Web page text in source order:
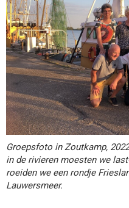
Groepsfoto in Zoutkamp,
in de rivieren moesten we
roeiden we een rondje
Lauwersmeer.